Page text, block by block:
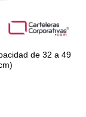
de 32 a 49